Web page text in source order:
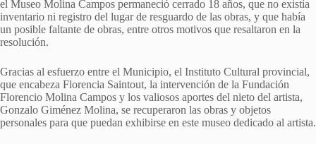
el Museo Molina Campos permaneció cerrado 18 años, que no existía
inventario ni registro del lugar de resguardo de las obras, y que había
un posible faltante de obras, entre otros motivos que resaltaron en la
resolución.
Gracias al esfuerzo entre el Municipio, el Instituto Cultural provincial,
que encabeza Florencia Saintout, la intervención de la Fundación
Florencio Molina Campos y los valiosos aportes del nieto del artista,
Gonzalo Giménez Molina, se recuperaron las obras y objetos
personales para que puedan exhibirse en este museo dedicado al artista.